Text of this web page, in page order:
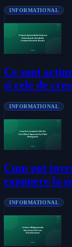
INFORMATIONAL
Ce sunt
și cele de
INFORMATIONAL
Cum pot
expunere la
INFORMATIONAL